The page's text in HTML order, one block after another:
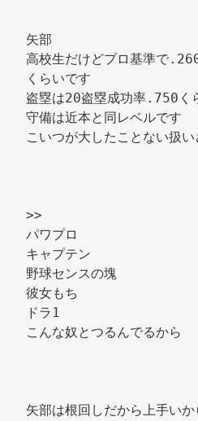
矢部
高校生だけどプロ基準で
くらいです
盗塁は20盗塁成功率.750く
守備は近本と同レベルです
こいつが大したことない扱
>>
パワプロ
キャプテン
野球センスの塊
彼女もち
ドラ1
こんな奴とつるんでるから
矢部は根回しだから上手いか